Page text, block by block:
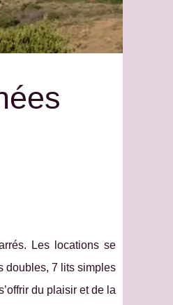
Les locations se
doubles, 7 lits simples
du plaisir et de la